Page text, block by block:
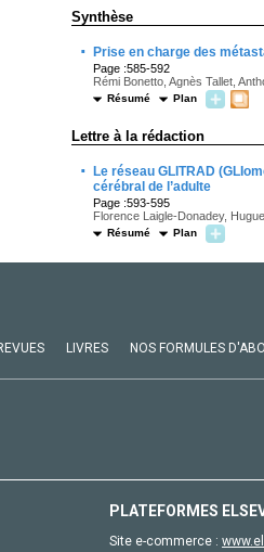
Synthèse
· Prise en charge des
Page :585-592
Rémi Bonetto, Agnès Tallet,
Résumé Plan
Lettre à la rédaction
·
Le réseau GLITRAD
cérébral de l’adulte
Page :593-595
Florence Laigle-Donadey,
Résumé Plan
LIVRES NOS FORMULES
PLATEFORMES
Site e-commerce :